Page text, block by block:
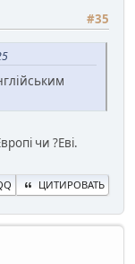
#35
чи ?Еві.
ЦИТИРОВАТЬ